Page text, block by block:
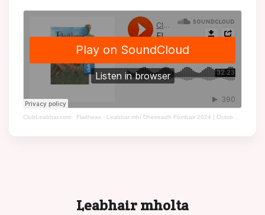
ClubLeabhar.com · Flaitheas - Leabhar mhí Dheireadh Fómhair 2024 | October's Book of the Month 2024
Leabhair mholta